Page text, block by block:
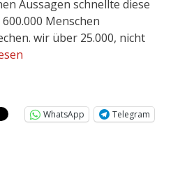
Aussagen schnellte diese
Menschen
wir über 25.000, nicht
WhatsApp
Telegram